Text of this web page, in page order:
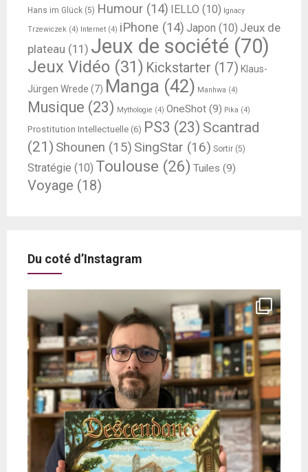
Hans im Glück (5) Humour (14) IELLO (10) Ignacy
Trzewiczek (4) Internet (4) iPhone (14) Japon (10) Jeux de
plateau (11) Jeux de société (70)
Jeux Vidéo (31) Kickstarter (17) Klaus-
Jürgen Wrede (7) Manga (42) Manhwa (4)
Musique (23) Mythologie (4) OneShot (9) Pika (4)
Prostitution Intellectuelle (6) PS3 (23) Scantrad
(21) Shounen (15) SingStar (16) Sortir (5)
Stratégie (10) Toulouse (26) Tuiles (9)
Voyage (18)
Du coté d’Instagram